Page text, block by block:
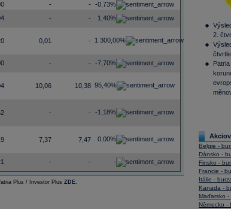
- -
-0,73%
- - 1,40%
0,01 - 1 300,00%
- - -7,70%
10,06 10,38 95,40%
- - -1,18%
7,37 7,47 0,00%
- - -
Plus / Investor Plus ZDE.
2.
Belgie -
Dánsko -
Finsko -
Francie -
Itálie -
Kanada -
Maďarsko -
Německo -